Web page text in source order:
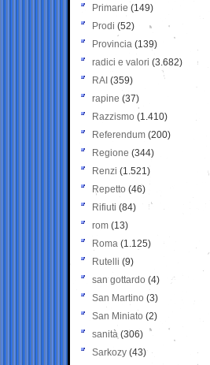
Primarie (149)
Prodi (52)
Provincia (139)
radici e valori (3.682)
RAI (359)
rapine (37)
Razzismo (1.410)
Referendum (200)
Regione (344)
Renzi (1.521)
Repetto (46)
Rifiuti (84)
rom (13)
Roma (1.125)
Rutelli (9)
san gottardo (4)
San Martino (3)
San Miniato (2)
sanità (306)
Sarkozy (43)